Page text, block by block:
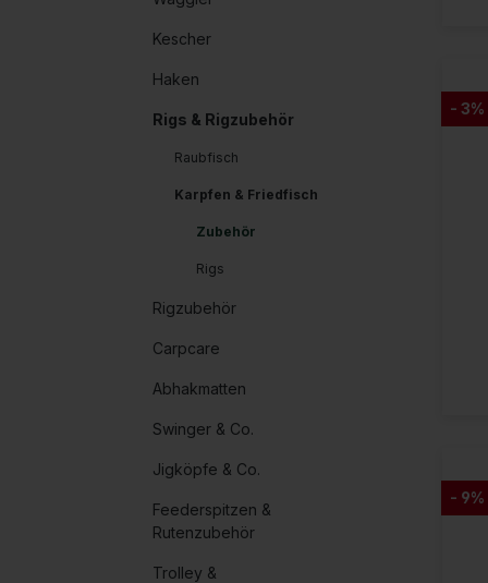
Kescher
Haken
Rigs & Rigzubehör
Raubfisch
Karpfen & Friedfisch
Zubehör
Rigs
Rigzubehör
Carpcare
Abhakmatten
Swinger & Co.
Jigköpfe & Co.
Feederspitzen &
Rutenzubehör
Trolley &
- 3%
- 9%